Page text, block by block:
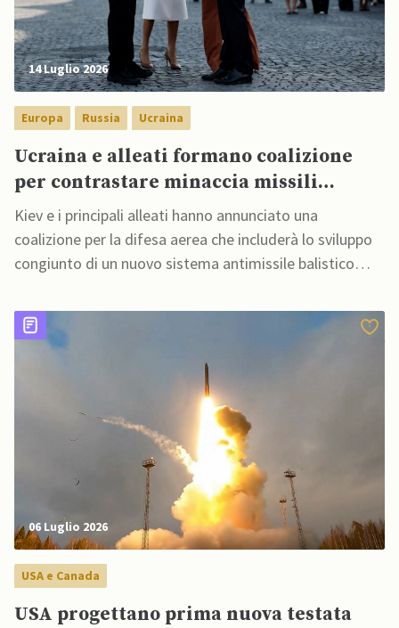
14 Luglio 2026
Europa Russia Ucraina
Ucraina e alleati formano coalizione
per contrastare minaccia missili
balistici russi
Kiev e i principali alleati hanno annunciato una
coalizione per la difesa aerea che includerà lo sviluppo
congiunto di un nuovo sistema antimissile balistico
Patriot USA
06 Luglio 2026
USA e Canada
USA progettano prima nuova testata